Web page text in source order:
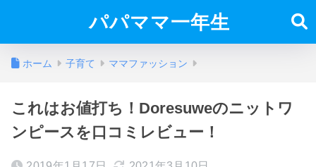
パパママ一年生
ホーム 子育て ママファッション
これはお値打ち！Doresuweのニットワ
ンピースを口コミレビュー！